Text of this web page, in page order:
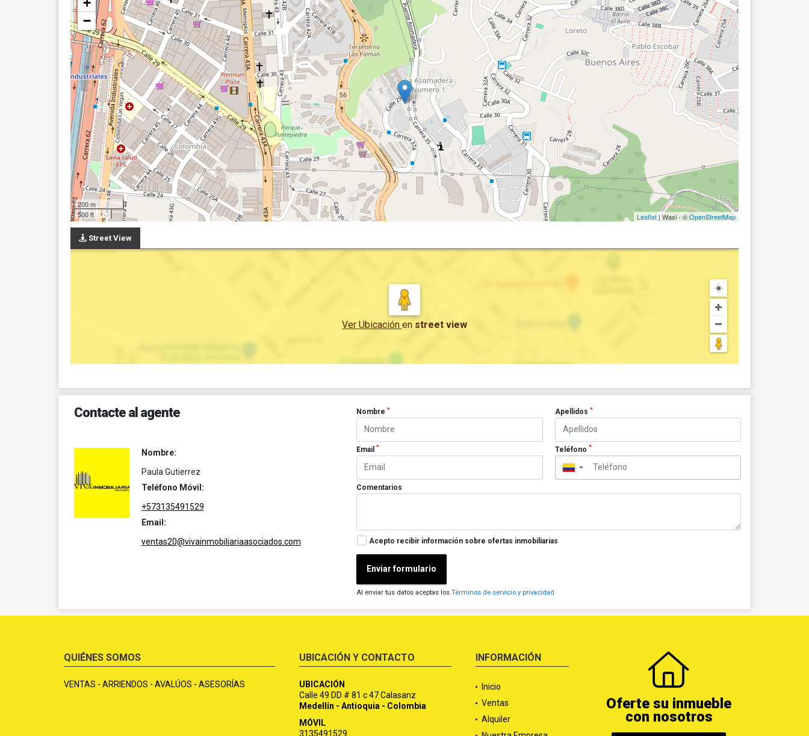
−
200 m
500 ft
Leaflet| Wasi - ©OpenStreetMap
Street View
Ver Ubicación en street view
Contacte al agente
Nombre:
Paula Gutierrez
Teléfono Móvil:
+573135491529
Email:
ventas20@vivainmobiliariaasociados.com
Nombre* Apellidos *
Email* Teléfono *
▼
Comentarios
Acepto recibir información sobre ofertas inmobiliarias
Enviar formulario
Al enviar tus datos aceptas losTérminos de servicio y privacidad
QUIÉNES SOMOS
VENTAS - ARRIENDOS - AVALÚOS - ASESORÍAS
UBICACIÓN Y CONTACTO
UBICACIÓN
Calle 49 DD # 81 c 47 Calasanz
Medellín - Antioquia - Colombia
MÓVIL
3135491529
INFORMACIÓN
Inicio
Ventas
Alquiler
Oferte su inmueble
con nosotros